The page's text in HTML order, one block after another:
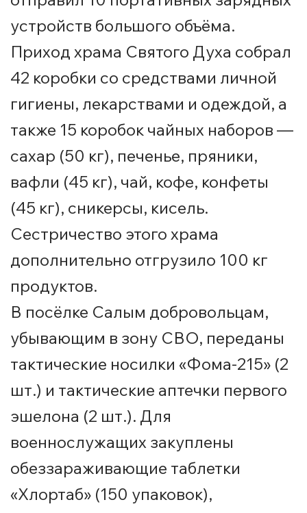
устройств большого объёма.
Приход храма Святого Духа собрал
42 коробки со средствами личной
гигиены, лекарствами и одеждой, а
также 15 коробок чайных наборов —
сахар (50 кг), печенье, пряники,
вафли (45 кг), чай, кофе, конфеты
(45 кг), сникерсы, кисель.
Сестричество этого храма
дополнительно отгрузило 100 кг
продуктов.
В посёлке Салым добровольцам,
убывающим в зону СВО, переданы
тактические носилки «Фома-215» (2
шт.) и тактические аптечки первого
эшелона (2 шт.). Для
военнослужащих закуплены
обеззараживающие таблетки
«Хлортаб» (150 упаковок),